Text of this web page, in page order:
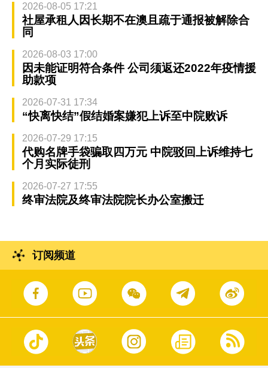
2026-08-05 17:21
社屋承租人因长期不在澳且疏于通报被解除合
同
2026-08-03 17:00
因未能证明符合条件 公司须返还2022年疫情援
助款项
2026-07-31 17:34
“快离快结”假结婚案嫌犯上诉至中院败诉
2026-07-29 17:15
代购名牌手袋骗取四万元 中院驳回上诉维持七
个月实际徒刑
2026-07-27 17:55
终审法院及终审法院院长办公室搬迁
订阅频道